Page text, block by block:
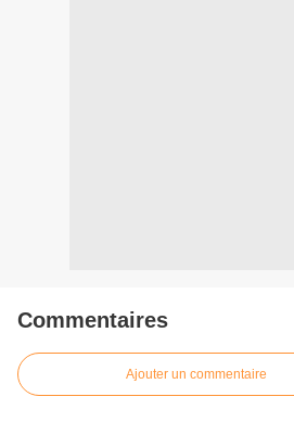
Commentaires
Ajouter un commentaire